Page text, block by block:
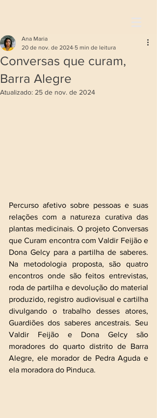
Conversas que curam,
Barra Alegre
Ana Maria
20 de nov. de 2024 5 min de leitura
Atualizado: 25 de nov. de 2024
Percurso afetivo sobre pessoas e suas
relações com a natureza curativa das
plantas medicinais. O projeto Conversas
que Curam encontra com Valdir Feijão e
Dona Gelcy para a partilha de saberes.
Na metodologia proposta, são quatro
encontros onde são feitos entrevistas,
roda de partilha e devolução do material
produzido, registro audiovisual e cartilha
divulgando o trabalho desses atores,
Guardiões dos saberes ancestrais. Seu
Valdir Feijão e Dona Gelcy são
moradores do quarto distrito de Barra
Alegre, ele morador de Pedra Aguda e
ela moradora do Pinduca.